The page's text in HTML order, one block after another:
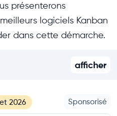
présenterons
logiciels Kanban
dans cette démarche.
afficher
2026 Sponsorisé